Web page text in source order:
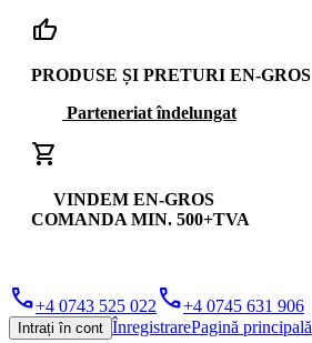
thumb_up
PRODUSE ȘI PRETURI EN-GROS
Parteneriat îndelungat
shopping_cart
VINDEM EN-GROS
COMANDA MIN. 500+TVA
phone+4 0743 525 022 phone+4 0745 631 906
Intrați în cont ÎnregistrarePagină principală